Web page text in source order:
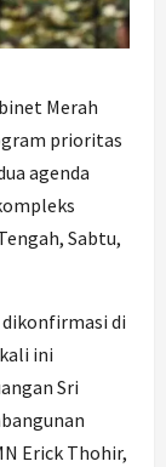
Merah
prioritas
agenda
Sabtu,
di
ini
Sri
Erick Thohir,